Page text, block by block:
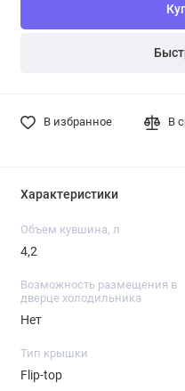
В избранное В
Характеристики
Объем кувшина, л
4,2
Возможность размещения в
дверце холодильника
Нет
Тип крышки
Flip-top